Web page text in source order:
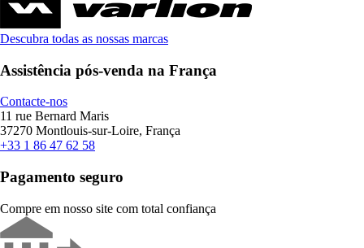
Descubra todas as nossas marcas
Assistência pós-venda na França
Contacte-nos
11 rue Bernard Maris
37270 Montlouis-sur-Loire, França
+33 1 86 47 62 58
Pagamento seguro
Compre em nosso site com total confiança